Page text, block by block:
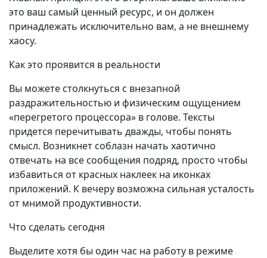
это ваш самый ценный ресурс, и он должен
принадлежать исключительно вам, а не внешнему
хаосу.
Как это проявится в реальности
Вы можете столкнуться с внезапной
раздражительностью и физическим ощущением
«перегретого процессора» в голове. Тексты
придется перечитывать дважды, чтобы понять
смысл. Возникнет соблазн начать хаотично
отвечать на все сообщения подряд, просто чтобы
избавиться от красных наклеек на иконках
приложений. К вечеру возможна сильная усталость
от мнимой продуктивности.
Что сделать сегодня
Выделите хотя бы один час на работу в режиме